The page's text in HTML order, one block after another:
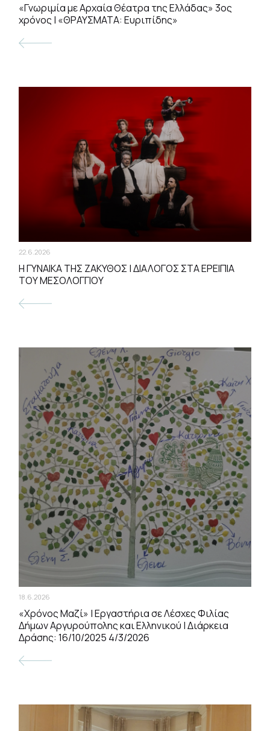
«Γνωριμία με Αρχαία Θέατρα της Ελλάδας» 3ος
χρόνος | «ΘΡΑΥΣΜΑΤΑ: Ευριπίδης»
22.6.2026
Η ΓΥΝΑΙΚΑ ΤΗΣ ΖΑΚΥΘΟΣ | ΔΙΑΛΟΓΟΣ ΣΤΑ ΕΡΕΙΠΙΑ
ΤΟΥ ΜΕΣΟΛΟΓΓΙΟΥ
18.6.2026
«Χρόνος Μαζί» | Εργαστήρια σε Λέσχες Φιλίας
Δήμων Αργυρούπολης και Ελληνικού | Διάρκεια
Δράσης: 16/10/2025 4/3/2026